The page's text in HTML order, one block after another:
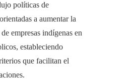
políticas de
a aumentar la
empresas indígenas en
estableciendo
que facilitan el